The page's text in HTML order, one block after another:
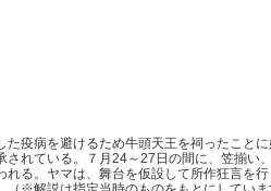
疫病を避けるため牛頭天王を祠ったこと
れている。７月24～27日の間に、笠揃い
れる。ヤマは、舞台を仮設して所作狂言を